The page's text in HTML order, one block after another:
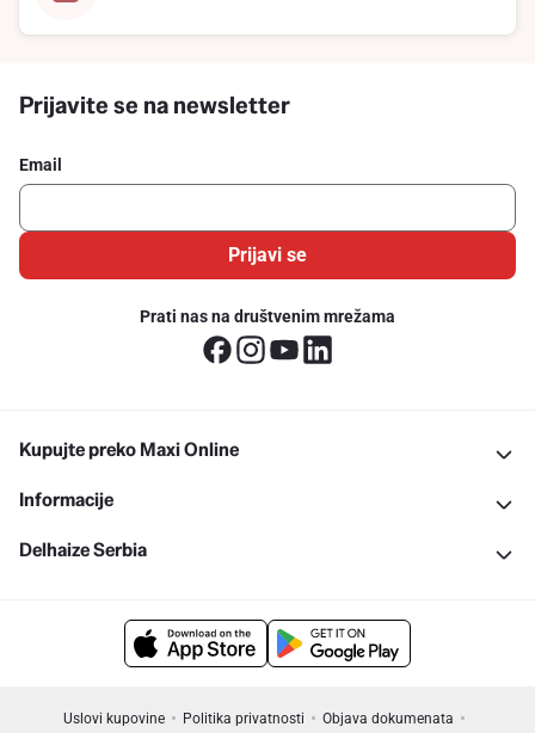
Prijavite se na newsletter
Email
Prijavi se
Prati nas na društvenim mrežama
Kupujte preko Maxi Online
Informacije
Delhaize Serbia
Uslovi kupovine Politika privatnosti
Objava dokumenata